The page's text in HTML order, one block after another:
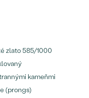
zlato 585/1000
kameňmi
(prongs)